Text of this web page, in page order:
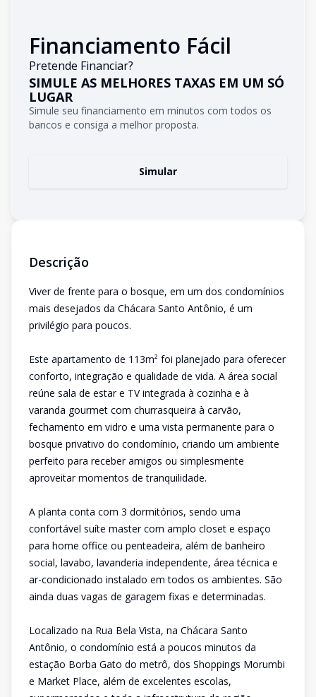
Financiamento Fácil
Pretende Financiar?
SIMULE AS MELHORES TAXAS EM UM SÓ
LUGAR
Simule seu financiamento em minutos com todos os
bancos e consiga a melhor proposta.
Simular
Descrição
Viver de frente para o bosque, em um dos condomínios
mais desejados da Chácara Santo Antônio, é um
privilégio para poucos.
Este apartamento de 113m² foi planejado para oferecer
conforto, integração e qualidade de vida. A área social
reúne sala de estar e TV integrada à cozinha e à
varanda gourmet com churrasqueira à carvão,
fechamento em vidro e uma vista permanente para o
bosque privativo do condomínio, criando um ambiente
perfeito para receber amigos ou simplesmente
aproveitar momentos de tranquilidade.
A planta conta com 3 dormitórios, sendo uma
confortável suíte master com amplo closet e espaço
para home office ou penteadeira, além de banheiro
social, lavabo, lavanderia independente, área técnica e
ar-condicionado instalado em todos os ambientes. São
ainda duas vagas de garagem fixas e determinadas.
Localizado na Rua Bela Vista, na Chácara Santo
Antônio, o condomínio está a poucos minutos da
estação Borba Gato do metrô, dos Shoppings Morumbi
e Market Place, além de excelentes escolas,